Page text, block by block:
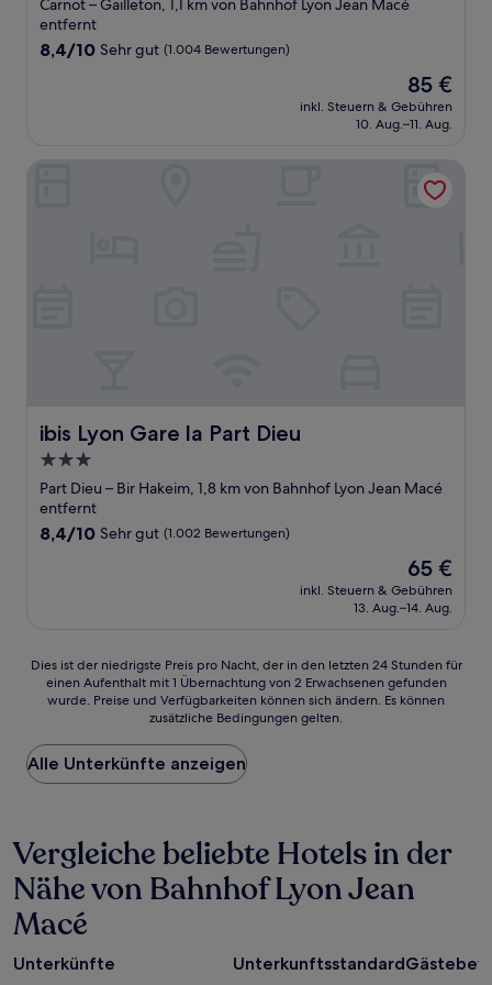
Unterkunft
Carnot – Gailleton, 1,1 km von Bahnhof Lyon Jean Macé
entfernt
8.4
Bewertungen)
8,4/10 Sehr gut (1.004 Bewertungen)
Der
Preis
beträgt
85 €
inkl. Steuern & Gebühren
10. Aug.–11. Aug.
ibis Lyon Gare la Part Dieu
ibis Lyon Gare la Part Dieu
3.0-
Sterne-
Unterkunft
Part Dieu – Bir Hakeim, 1,8 km von Bahnhof Lyon Jean Macé
entfernt
8.4
8,4/10 Sehr gut (1.002 Bewertungen)
Der
Preis
beträgt
65 €
inkl. Steuern & Gebühren
13. Aug.–14. Aug.
Dies
der
Preis
pro
Nacht,
den
letzten
24 Stunden
für
einen
mit
Dies ist der niedrigste Preis pro Nacht, der in den letzten 24 Stunden für
einen Aufenthalt mit 1 Übernachtung von 2 Erwachsenen gefunden
wurde. Preise und Verfügbarkeiten können sich ändern. Es können
zusätzliche Bedingungen gelten.
Alle Unterkünfte anzeigen
Vergleiche beliebte Hotels in der
Nähe von Bahnhof Lyon Jean
Macé
Unterkünfte Unterkunftsstandard